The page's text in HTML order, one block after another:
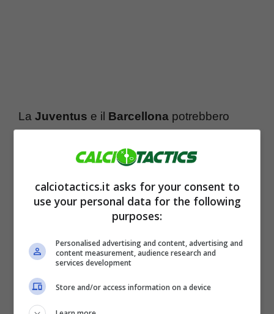
La Juventus e il Barcellona potrebbero
calciomercato. Si tratta di una
da seguire con attenzione in ottica futura. I
bianconeri, infatti, hanno voglia di andare a
rinforzare la rosa con giocatori di livello.
Stando alle indiscrezioni che arrivano dalla
calciotactics.it asks for your consent to
use your personal data for the following
purposes:
Personalised advertising and content, advertising and
content measurement, audience research and
services development
Store and/or access information on a device